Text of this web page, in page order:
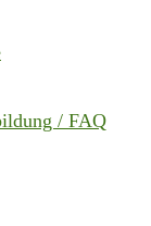
/ FAQ